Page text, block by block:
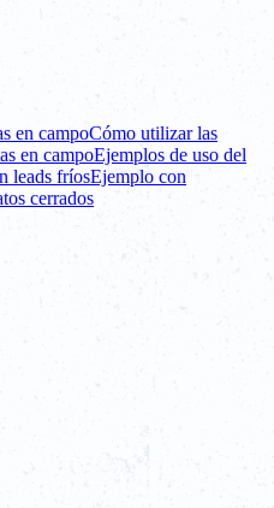
en campoCómo utilizar las
en campoEjemplos de uso del
leads fríosEjemplo con
cerrados